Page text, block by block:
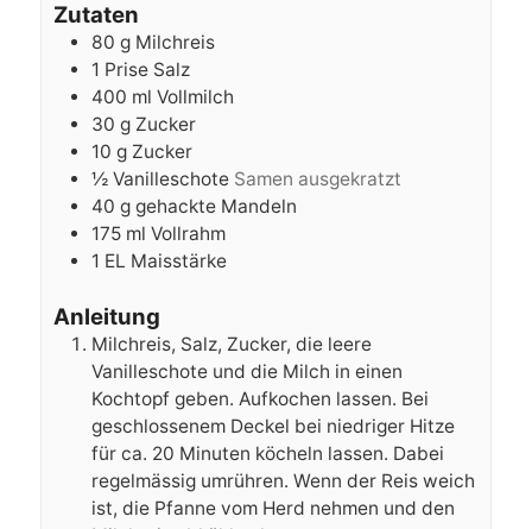
Zutaten
80 g Milchreis
1 Prise Salz
400 ml Vollmilch
30 g Zucker
10 g Zucker
½ Vanilleschote Samen ausgekratzt
40 g gehackte Mandeln
175 ml Vollrahm
1 EL Maisstärke
Anleitung
Milchreis, Salz, Zucker, die leere
Vanilleschote und die Milch in einen
Kochtopf geben. Aufkochen lassen. Bei
geschlossenem Deckel bei niedriger Hitze
für ca. 20 Minuten köcheln lassen. Dabei
regelmässig umrühren. Wenn der Reis weich
ist, die Pfanne vom Herd nehmen und den